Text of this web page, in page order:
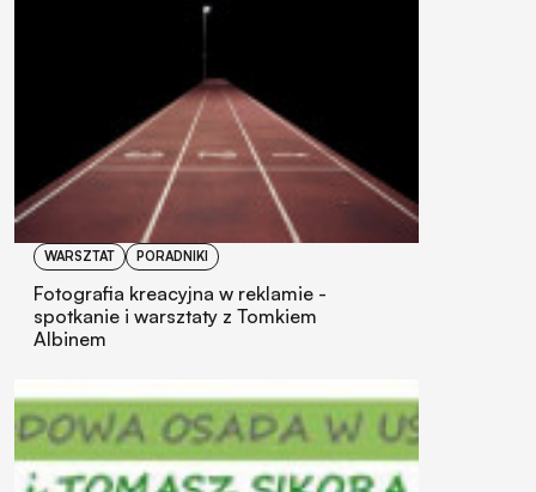
WARSZTAT PORADNIKI
Fotografia kreacyjna w reklamie -
spotkanie i warsztaty z Tomkiem
Albinem